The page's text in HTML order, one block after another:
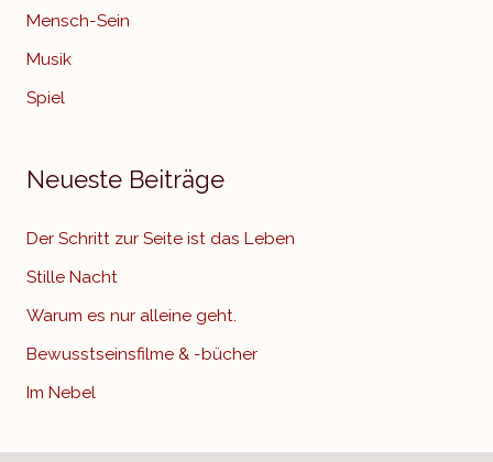
Mensch-Sein
Musik
Spiel
Neueste Beiträge
Der Schritt zur Seite ist das Leben
Stille Nacht
Warum es nur alleine geht.
Bewusstseinsfilme & -bücher
Im Nebel